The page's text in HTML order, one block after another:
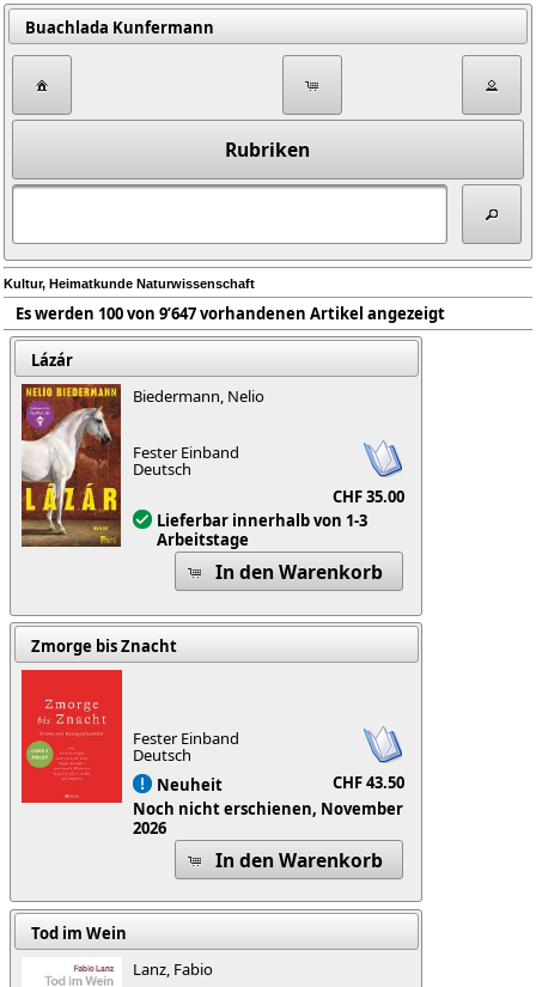
Buachlada Kunfermann
Rubriken
Kultur, Heimatkunde Naturwissenschaft
Es werden 100 von 9’647 vorhandenen Artikel angezeigt
Lázár
Biedermann, Nelio
Fester Einband
Deutsch
CHF 35.00
Lieferbar innerhalb von 1-3
Arbeitstage
In den Warenkorb
Zmorge bis Znacht
Fester Einband
Deutsch
Neuheit
CHF 43.50
Noch nicht erschienen, November
2026
In den Warenkorb
Tod im Wein
Lanz, Fabio